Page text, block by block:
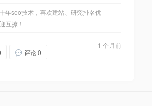
年seo技术，喜欢建站、研究排名优
互撩！
1 个月前
评论 0